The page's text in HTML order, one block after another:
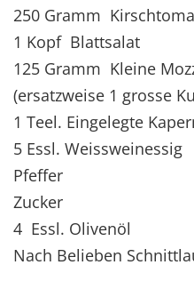
250 Gramm
1 Kopf Blattsalat
125 Gramm Kleine
(ersatzweise 1 grosse
1 Teel. Eingelegte
5 Essl. Weissweinessig
Pfeffer
Zucker
4 Essl. Olivenöl
Nach Belieben